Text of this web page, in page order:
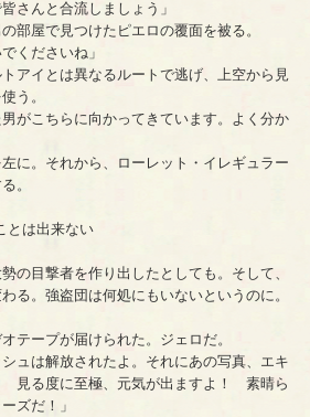
さんと合流しましょう」
部屋で見つけたピエロの覆面を被る。
くださいね」
アイとは異なるルートで逃げ、上空から見
う。
男がこちらに向かってきています。よく分か
に。それから、ローレット・イレギュラー
。
は出来ない
の目撃者を作り出したとしても。そして、
る。強盗団は何処にもいないというのに。
テープが届けられた。ジェロだ。
シュは解放されたよ。それにあの写真、エキ
見る度に至極、元気が出ますよ！ 素晴ら
ズだ！」